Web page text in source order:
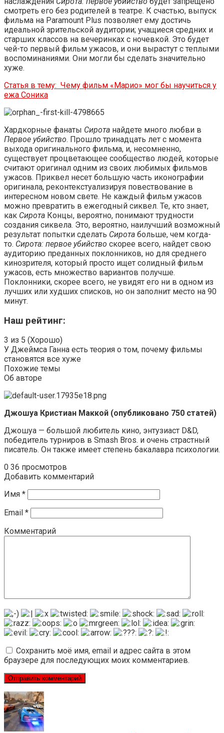
смотреть его без родителей в театре. К счастью, выпуск
фильма на Paramount Plus позволяет ему достичь
идеальной зрительской аудитории; учащиеся средних и
старших классов на вечеринках с ночевкой. Это будет
чей-то первый фильм ужасов, и они вырастут с теплыми
воспоминаниями. Они могли бы сделать значительно
хуже.
Статья в тему: Чему фильм «Марио» мог бы научиться у
ежа Соника
Хардкорные фанаты Сирота найдете много любви в
Первое убийство. Прошло тринадцать лет с момента
выхода оригинального фильма, и, несомненно,
существует процветающее сообщество людей, которые
считают оригинал одним из своих любимых фильмов
ужасов. Приквел несет большую часть иконографии
оригинала, реконтекстуализируя повествование в
интересном новом свете. Не каждый фильм ужасов
можно превратить в ежегодный сиквел. Те, кто знает,
как Сирота Концы, вероятно, понимают трудности
создания сиквела. Это, вероятно, наилучший возможный
результат попытки сделать Сирота больше, чем когда-
то. Сирота: первое убийство скорее всего, найдет свою
аудиторию преданных поклонников, но для среднего
кинозрителя, который просто ищет солидный фильм
ужасов, есть множество вариантов получше.
Поклонники, скорее всего, не увидят его ни в одном из
лучших или худших списков, но он заполнит место на 90
минут.
Наш рейтинг:
3 из 5 (Хорошо)
У Джеймса Ганна есть теория о том, почему фильмы
становятся все хуже
Похожие темы
Об авторе
Джошуа Кристиан Маккой (опубликовано 750 статей)
Джошуа — большой любитель кино, энтузиаст D&D,
победитель турниров в Smash Bros. и очень страстный
писатель. Он также имеет степень бакалавра психологии.
0 36 просмотров
Добавить комментарий
Имя *
Email *
Комментарий
Сохранить моё имя, email и адрес сайта в этом
браузере для последующих моих комментариев.